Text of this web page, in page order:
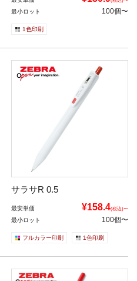
最小ロット 100個〜
1色印刷
サラサR 0.5
最安単価 ¥158.4(税込)〜
最小ロット 100個〜
フルカラー印刷 1色印刷